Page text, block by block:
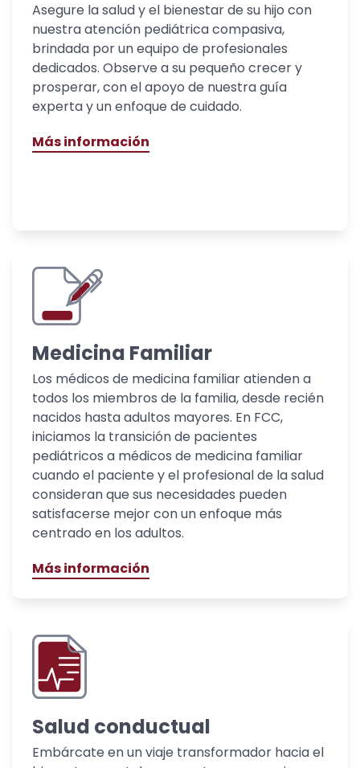
Asegure la salud y el bienestar de su hijo con
nuestra atención pediátrica compasiva,
brindada por un equipo de profesionales
dedicados. Observe a su pequeño crecer y
prosperar, con el apoyo de nuestra guía
experta y un enfoque de cuidado.
Más información
Medicina Familiar
Los médicos de medicina familiar atienden a
todos los miembros de la familia, desde recién
nacidos hasta adultos mayores. En FCC,
iniciamos la transición de pacientes
pediátricos a médicos de medicina familiar
cuando el paciente y el profesional de la salud
consideran que sus necesidades pueden
satisfacerse mejor con un enfoque más
centrado en los adultos.
Más información
Salud conductual
Embárcate en un viaje transformador hacia el